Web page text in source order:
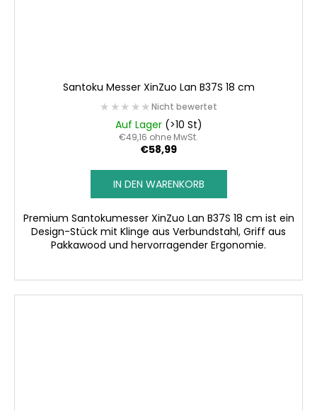
Santoku Messer XinZuo Lan B37S 18 cm
★★★★★
★★★★★Nicht bewertet
Auf Lager (>10 St)
€49,16 ohne MwSt.
€58,99
IN DEN WARENKORB
Premium Santokumesser XinZuo Lan B37S 18 cm ist ein
Design-Stück mit Klinge aus Verbundstahl, Griff aus
Pakkawood und hervorragender Ergonomie.